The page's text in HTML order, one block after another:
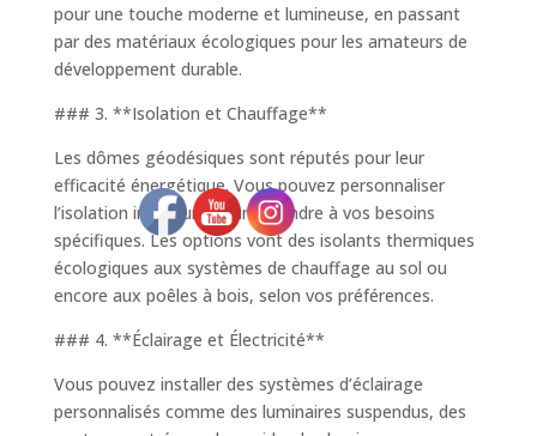
pour une touche moderne et lumineuse, en passant
par des matériaux écologiques pour les amateurs de
développement durable.
### 3. **Isolation et Chauffage**
Les dômes géodésiques sont réputés pour leur
efficacité énergétique. Vous pouvez personnaliser
l’isolation intérieure pour répondre à vos besoins
spécifiques. Les options vont des isolants thermiques
écologiques aux systèmes de chauffage au sol ou
encore aux poêles à bois, selon vos préférences.
### 4. **Éclairage et Électricité**
Vous pouvez installer des systèmes d’éclairage
personnalisés comme des luminaires suspendus, des